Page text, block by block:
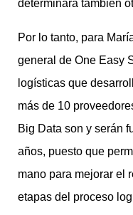
determinará también
Por lo tanto, para
general de One Easy
logísticas que
más de 10
Big Data son y serán
años, puesto que
mano para mejorar el
etapas del proceso